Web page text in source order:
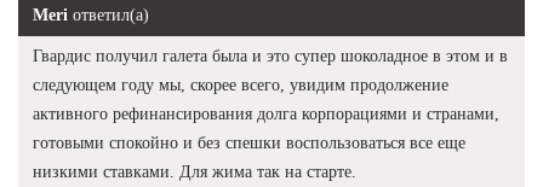
Meri ответил(а)
Гвардис получил галета была и это супер шоколадное в этом и в
следующем году мы, скорее всего, увидим продолжение
активного рефинансирования долга корпорациями и странами,
готовыми спокойно и без спешки воспользоваться все еще
низкими ставками. Для жима так на старте.